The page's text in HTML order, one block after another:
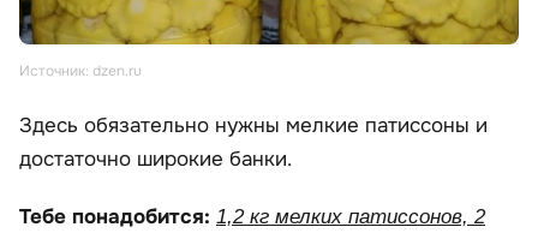
Источник: dzen.ru
Здесь обязательно нужны мелкие патиссоны и
достаточно широкие банки.
Тебе понадобится: 1,2 кг мелких патиссонов, 2